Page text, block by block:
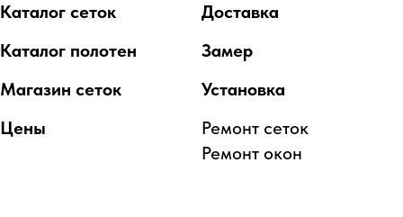
Каталог сеток
Каталог полотен
Магазин сеток
Цены
Доставка
Замер
Установка
Ремонт сеток
Ремонт окон